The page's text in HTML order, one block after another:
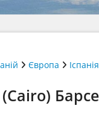
Європа Іспанія